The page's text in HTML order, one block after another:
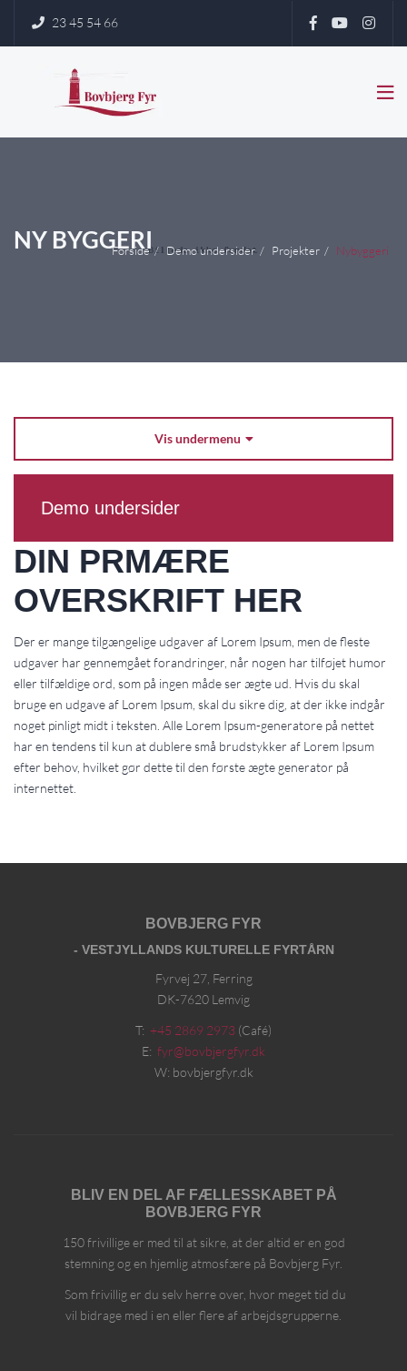
 23 45 54 66

NY BYGGERI
Forside Demo undersider Projekter Nybyggeri
Vis undermenu 
Demo undersider
DIN PRMÆRE
OVERSKRIFT HER
Der er mange tilgængelige udgaver af Lorem Ipsum, men de fleste
udgaver har gennemgået forandringer, når nogen har tilføjet humor
eller tilfældige ord, som på ingen måde ser ægte ud. Hvis du skal
bruge en udgave af Lorem Ipsum, skal du sikre dig, at der ikke indgår
noget pinligt midt i teksten. Alle Lorem Ipsum-generatore på nettet
har en tendens til kun at dublere små brudstykker af Lorem Ipsum
efter behov, hvilket gør dette til den første ægte generator på
internettet.
BOVBJERG FYR
- VESTJYLLANDS KULTURELLE FYRTÅRN
Fyrvej 27, Ferring
DK-7620 Lemvig
T: +45 2869 2973 (Café)
E: fyr@bovbjergfyr.dk
W: bovbjergfyr.dk
BLIV EN DEL AF FÆLLESSKABET PÅ
BOVBJERG FYR
150 frivillige er med til at sikre, at der altid er en god
stemning og en hjemlig atmosfære på Bovbjerg Fyr.
Som frivillig er du selv herre over, hvor meget tid du
vil bidrage med i en eller flere af arbejdsgrupperne.